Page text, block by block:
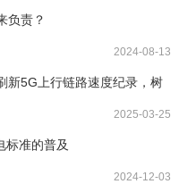
负责？
2024-08-13
新5G上行链路速度纪录，树
2025-03-25
标准的普及
2024-12-03